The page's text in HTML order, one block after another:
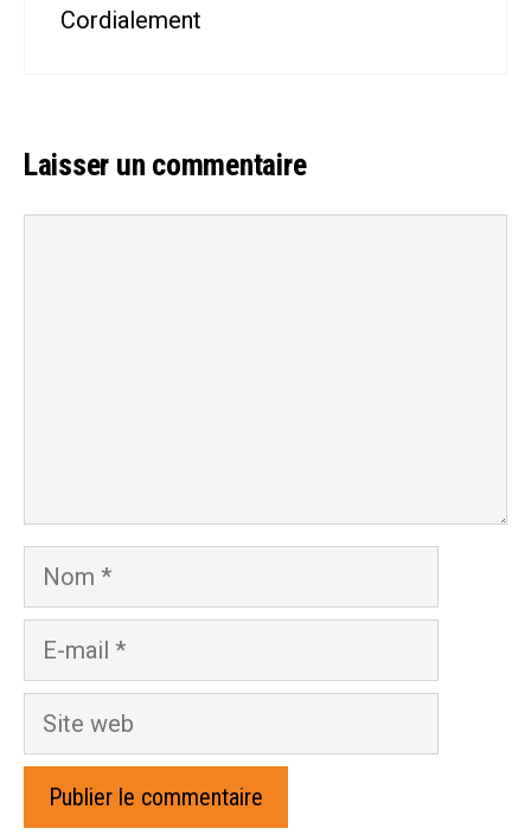
Cordialement
Laisser un commentaire
Nom
Site